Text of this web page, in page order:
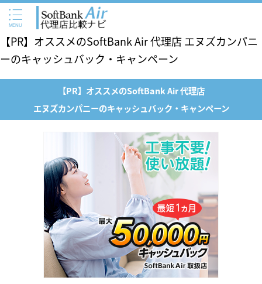
【PR】オススメのSoftBank Air 代理店 エヌズカンパニ
ーのキャッシュバック・キャンペーン
【PR】オススメのSoftBank Air 代理店
エヌズカンパニーのキャッシュバック・キャンペーン